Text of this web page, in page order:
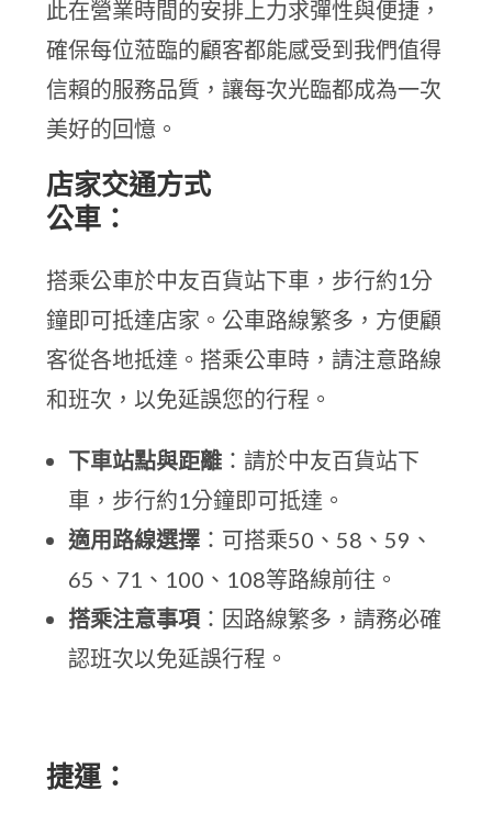
此在營業時間的安排上力求彈性與便捷，
確保每位蒞臨的顧客都能感受到我們值得
信賴的服務品質，讓每次光臨都成為一次
美好的回憶。
店家交通方式
公車：
搭乘公車於中友百貨站下車，步行約1分
鐘即可抵達店家。公車路線繁多，方便顧
客從各地抵達。搭乘公車時，請注意路線
和班次，以免延誤您的行程。
下車站點與距離 ：請於中友百貨站下
車，步行約1分鐘即可抵達。
適用路線選擇 ：可搭乘50、58、59、
65、71、100、108等路線前往。
搭乘注意事項 ：因路線繁多，請務必確
認班次以免延誤行程。
捷運：